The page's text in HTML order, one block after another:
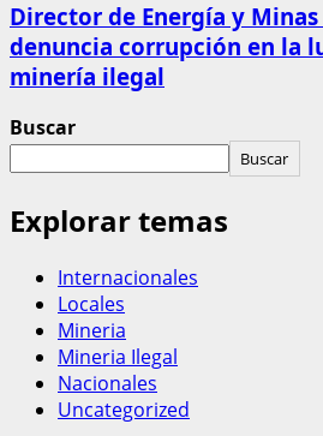
Director de Energía y
denuncia corrupción en la
minería ilegal
Buscar
Buscar
Explorar temas
Internacionales
Locales
Mineria
Mineria Ilegal
Nacionales
Uncategorized